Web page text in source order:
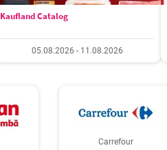
Kaufland Catalog
05.08.2026 - 11.08.2026
Carrefour